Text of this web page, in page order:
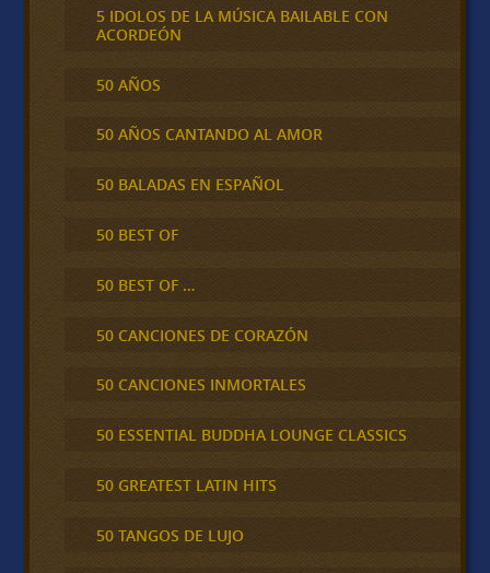
5 IDOLOS DE LA MÚSICA BAILABLE CON
ACORDEÓN
50 AÑOS
50 AÑOS CANTANDO AL AMOR
50 BALADAS EN ESPAÑOL
50 BEST OF
50 BEST OF …
50 CANCIONES DE CORAZÓN
50 CANCIONES INMORTALES
50 ESSENTIAL BUDDHA LOUNGE CLASSICS
50 GREATEST LATIN HITS
50 TANGOS DE LUJO